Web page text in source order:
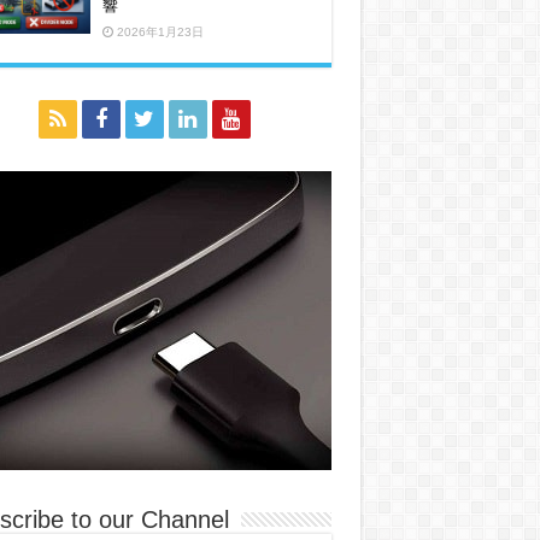
響
2026年1月23日
to our Channel